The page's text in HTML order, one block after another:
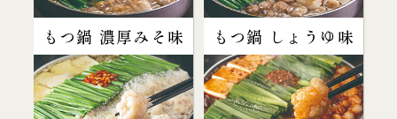
もつ鍋 濃厚みそ味 もつ鍋 しょうゆ味